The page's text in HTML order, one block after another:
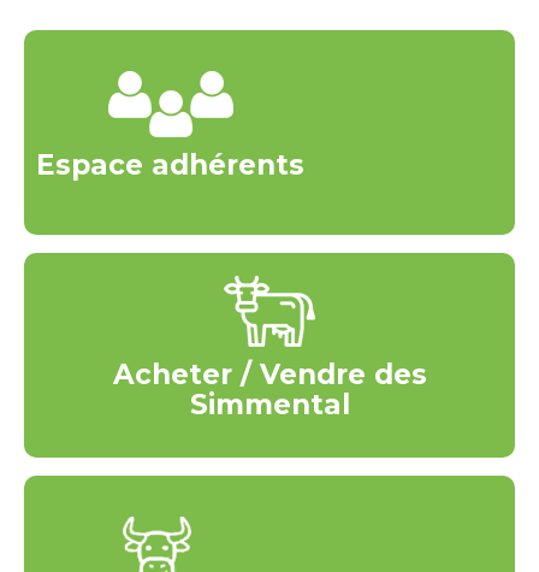
Espace adhérents
Acheter / Vendre des
Simmental